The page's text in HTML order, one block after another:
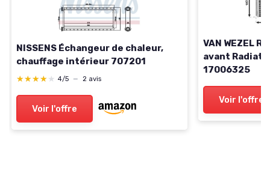
NISSENS Échangeur de chaleur,
chauffage intérieur 707201
★★★★★
★★★★★ 4/5 — 2 avis
Voir l'offre
VAN WEZEL
avant
17006325
Voir l'offre